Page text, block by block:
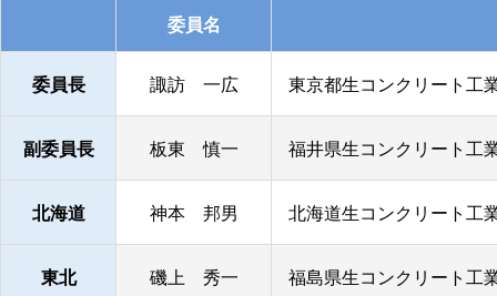
委員名
委員長 諏訪 一広 東京都生コンクリート工
副委員長 板東 慎一 福井県生コンクリート工
北海道 神本 邦男 北海道生コンクリート工
東北 磯上 秀一 福島県生コンクリート工